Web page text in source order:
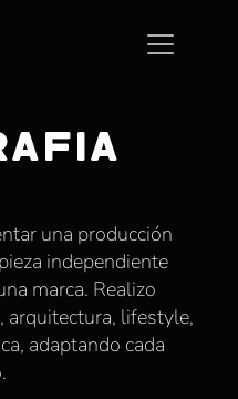
una producción
independiente
marca. Realizo
arquitectura, lifestyle,
adaptando cada